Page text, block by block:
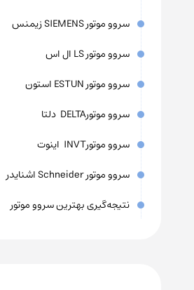
سروو موتور SIEMENS زیمنس
سروو موتور LS ال اس
سروو موتور ESTUN استون
سروو موتورDELTA دلتا
سروو موتورINVT اینوت
سروو موتور Schneider اشنایدر
نتیجه‌گیری بهترین سروو موتور